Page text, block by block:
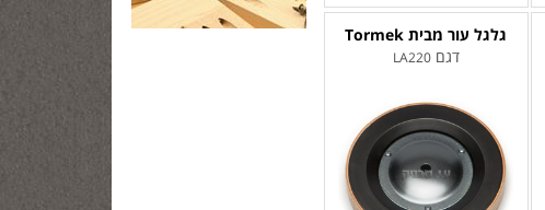
גלגל עור מבית Tormek
דגםLA220